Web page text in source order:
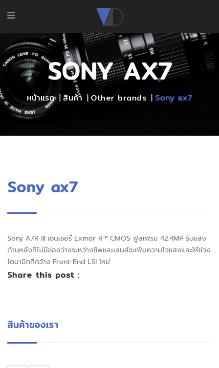
SONY AX7
หน้าแรก สินค้า Other brands Sony ax7
Sony ax7
Sony A7R III เซนเซอร์ Exmor R™ CMOS ฟูลเฟรม 42.4MP รับแสง
ด้านหลังที่ไม่มีช่องว่างระหว่างชิพและเลนส์จะเพิ่มความไวแสงและให้ช่วง
ไดนามิกที่กว้าง Front-End LSI ใหม่
Share this post :
สินค้าของเรา